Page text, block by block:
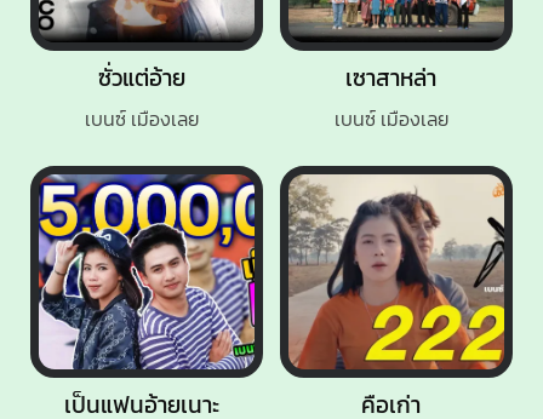
คือเก่า
ซั่วแต่อ้าย
เบนซ์ เมืองเลย
เซาสาหล่า
เบนซ์ เมืองเลย
เป็นแฟนอ้ายเนาะ